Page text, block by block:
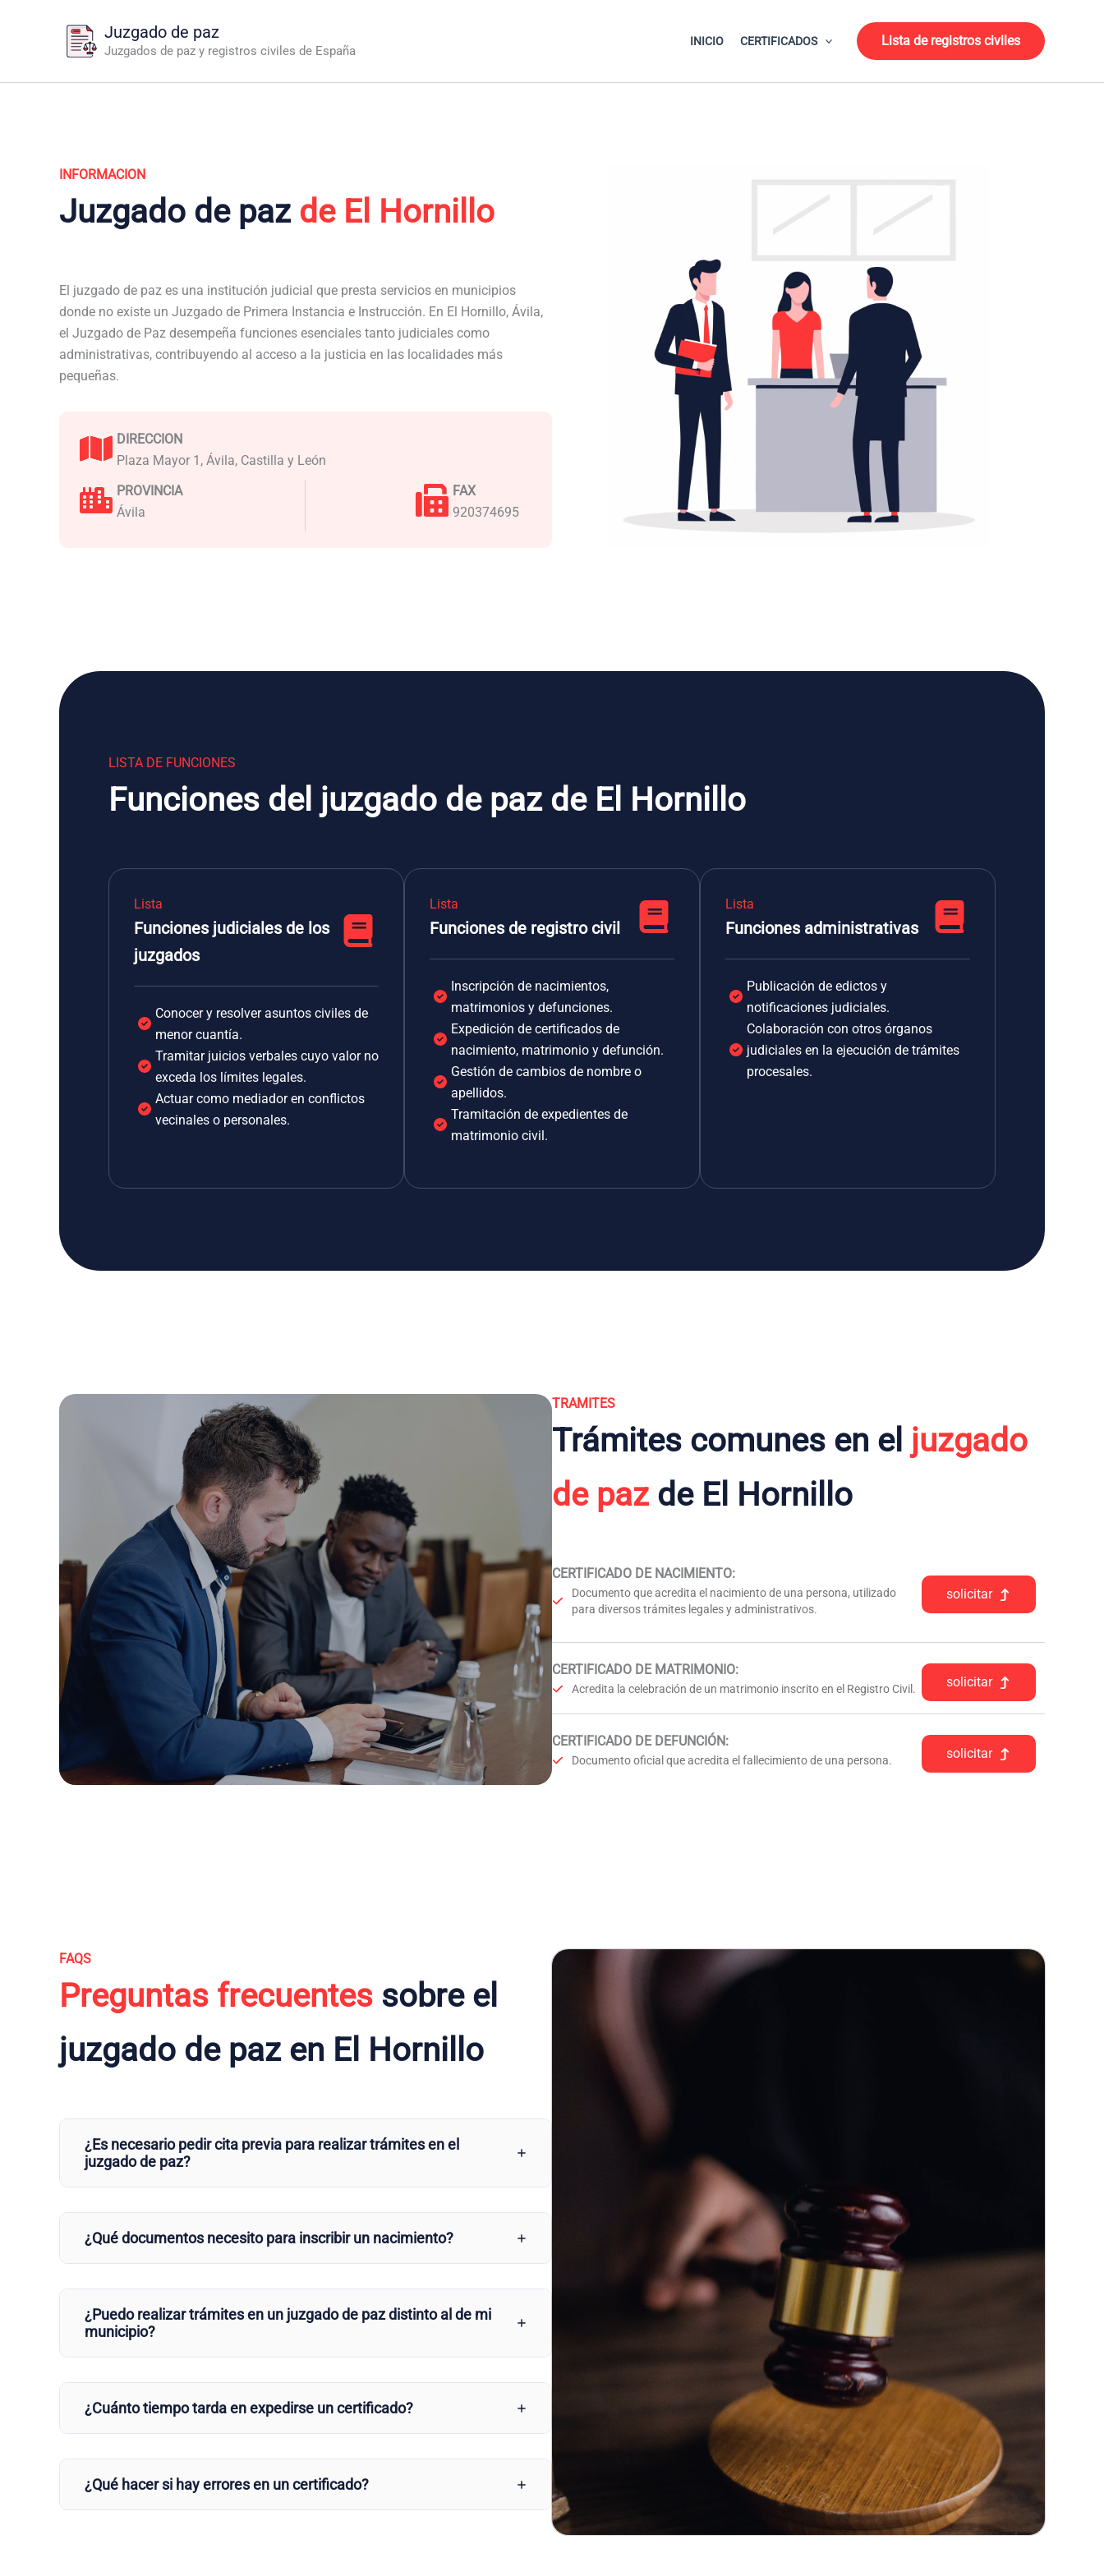
Juzgado de paz
Juzgados de paz y registros civiles de España
INICIO CERTIFICADOS Lista de registros civiles
INFORMACION
Juzgado de paz de El Hornillo
El juzgado de paz es una institución judicial que presta servicios en municipios
donde no existe un Juzgado de Primera Instancia e Instrucción. En El Hornillo, Ávila,
el Juzgado de Paz desempeña funciones esenciales tanto judiciales como
administrativas, contribuyendo al acceso a la justicia en las localidades más
pequeñas.
DIRECCION
Plaza Mayor 1, Ávila, Castilla y León
PROVINCIA
Ávila
FAX
920374695
LISTA DE FUNCIONES
Funciones del juzgado de paz de El Hornillo
Lista
Funciones judiciales de los
juzgados
Conocer y resolver asuntos civiles de
menor cuantía.
Tramitar juicios verbales cuyo valor no
exceda los límites legales.
Actuar como mediador en conflictos
vecinales o personales.
Lista
Funciones de registro civil
Inscripción de nacimientos,
matrimonios y defunciones.
Expedición de certificados de
nacimiento, matrimonio y defunción.
Gestión de cambios de nombre o
apellidos.
Tramitación de expedientes de
matrimonio civil.
Lista
Funciones administrativas
Publicación de edictos y
notificaciones judiciales.
Colaboración con otros órganos
judiciales en la ejecución de trámites
procesales.
TRAMITES
Trámites comunes en el juzgado
de pazde El Hornillo
CERTIFICADO DE NACIMIENTO:
Documento que acredita el nacimiento de una persona, utilizado
para diversos trámites legales y administrativos.
solicitar
CERTIFICADO DE MATRIMONIO:
Acredita la celebración de un matrimonio inscrito en el Registro Civil. solicitar
CERTIFICADO DE DEFUNCIÓN:
Documento oficial que acredita el fallecimiento de una persona. solicitar
FAQS
Preguntas frecuentes sobre el
juzgado de paz en El Hornillo
¿Es necesario pedir cita previa para realizar trámites en el
juzgado de paz?
¿Qué documentos necesito para inscribir un nacimiento?
¿Puedo realizar trámites en un juzgado de paz distinto al de mi
municipio?
¿Cuánto tiempo tarda en expedirse un certificado?
¿Qué hacer si hay errores en un certificado?